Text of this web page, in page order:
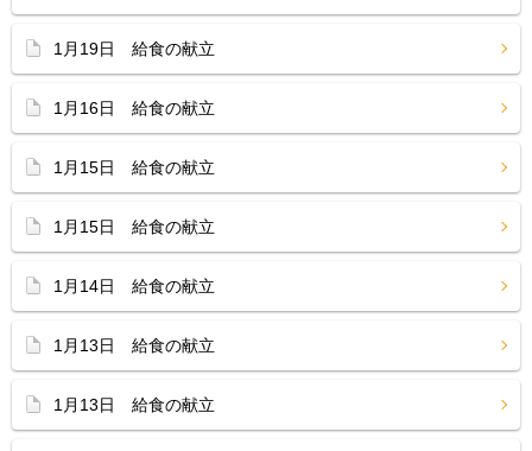
1月19日 給食の献立
1月16日 給食の献立
1月15日 給食の献立
1月15日 給食の献立
1月14日 給食の献立
1月13日 給食の献立
1月13日 給食の献立